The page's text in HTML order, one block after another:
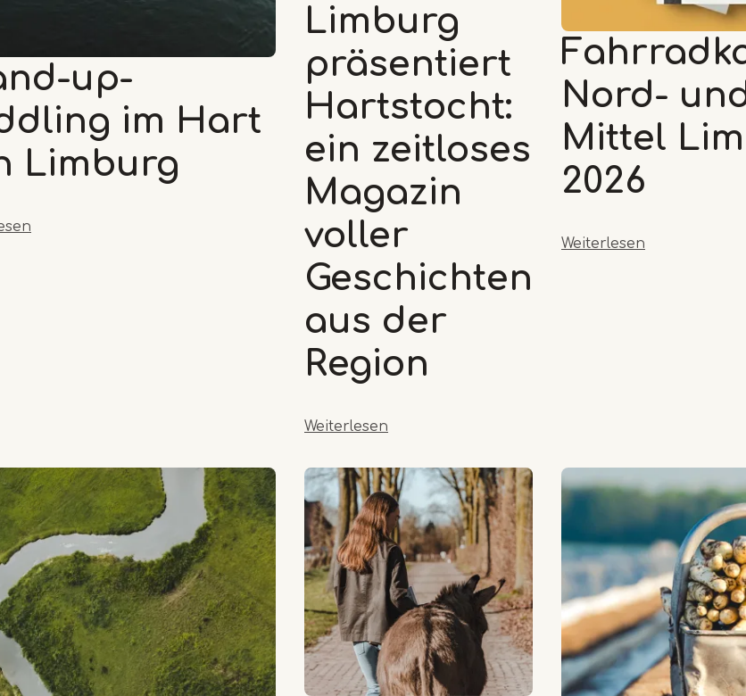
up-
im Hart
Limburg
Limburg
präsentiert
Hartstocht:
ein zeitloses
Magazin
voller
Geschichten
aus der
Region
Weiterlesen
Nord-
Mittel
2026
Weiterlesen